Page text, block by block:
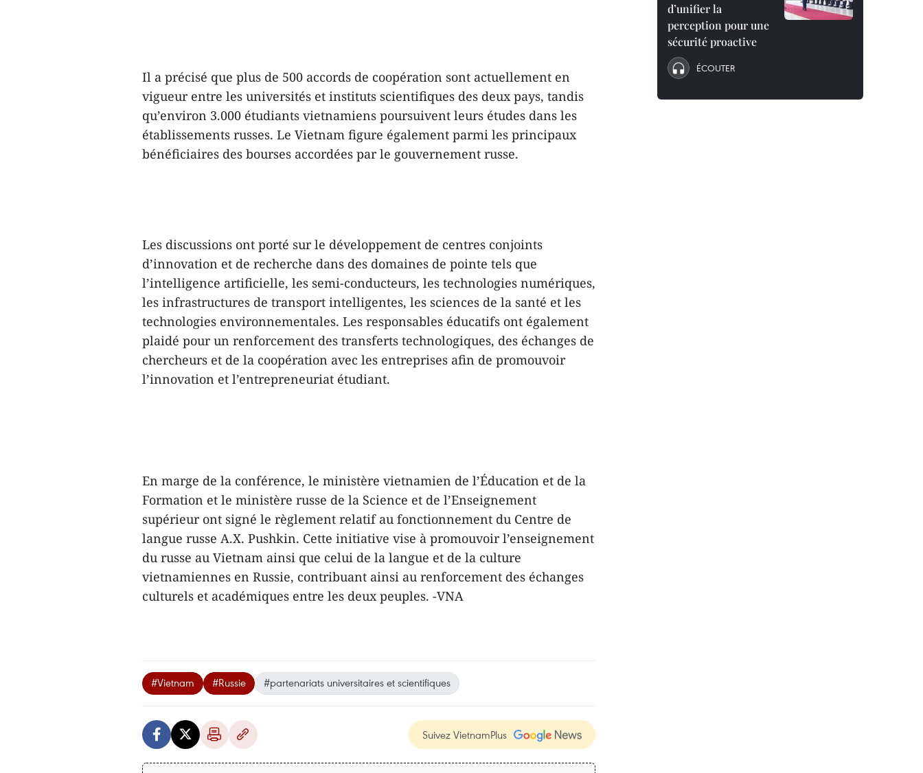
Il a précisé que plus de 500 accords de coopération sont actuellement en
vigueur entre les universités et instituts scientifiques des deux pays, tandis
qu’environ 3.000 étudiants vietnamiens poursuivent leurs études dans les
établissements russes. Le Vietnam figure également parmi les principaux
bénéficiaires des bourses accordées par le gouvernement russe.
Les discussions ont porté sur le développement de centres conjoints
d’innovation et de recherche dans des domaines de pointe tels que
l’intelligence artificielle, les semi-conducteurs, les technologies numériques,
les infrastructures de transport intelligentes, les sciences de la santé et les
technologies environnementales. Les responsables éducatifs ont également
plaidé pour un renforcement des transferts technologiques, des échanges de
chercheurs et de la coopération avec les entreprises afin de promouvoir
l’innovation et l’entrepreneuriat étudiant.
En marge de la conférence, le ministère vietnamien de l’Éducation et de la
Formation et le ministère russe de la Science et de l’Enseignement
supérieur ont signé le règlement relatif au fonctionnement du Centre de
langue russe A.X. Pushkin. Cette initiative vise à promouvoir l’enseignement
du russe au Vietnam ainsi que celui de la langue et de la culture
vietnamiennes en Russie, contribuant ainsi au renforcement des échanges
culturels et académiques entre les deux peuples. -VNA
#Vietnam #Russie #partenariats universitaires et scientifiques
Suivez VietnamPlus
d’unifier la
perception pour une
sécurité proactive
ÉCOUTER